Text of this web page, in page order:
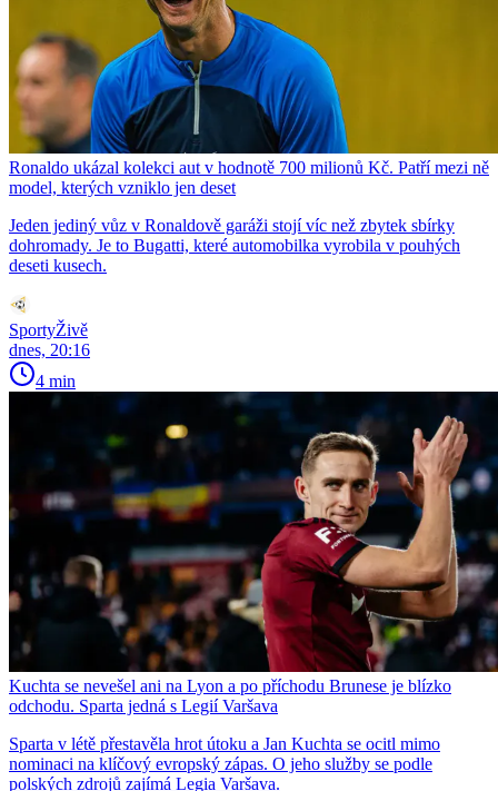
Ronaldo ukázal kolekci aut v hodnotě 700 milionů Kč. Patří mezi ně
model, kterých vzniklo jen deset
Jeden jediný vůz v Ronaldově garáži stojí víc než zbytek sbírky
dohromady. Je to Bugatti, které automobilka vyrobila v pouhých
deseti kusech.
SportyŽivě
dnes, 20:16
4 min
Kuchta se nevešel ani na Lyon a po příchodu Brunese je blízko
odchodu. Sparta jedná s Legií Varšava
Sparta v létě přestavěla hrot útoku a Jan Kuchta se ocitl mimo
nominaci na klíčový evropský zápas. O jeho služby se podle
polských zdrojů zajímá Legia Varšava.